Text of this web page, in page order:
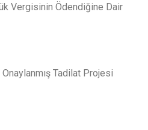
Vergisinin Ödendiğine Dair
Onaylanmış Tadilat Projesi